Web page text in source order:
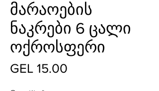
მარაოების
ნაკრები 6 ცალი
ოქროსფერი
GEL 15.00